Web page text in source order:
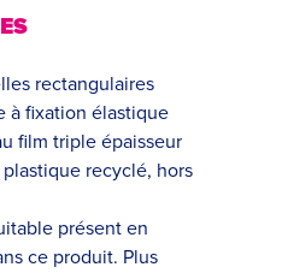
rectangulaires
à fixation élastique
film triple épaisseur
recyclé, hors
présent en
ce produit. Plus